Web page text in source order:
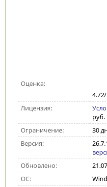
Оценка:
4.72
Лицензия:
руб.
Ограничение:
30
Версия:
Обновлено:
ОС: